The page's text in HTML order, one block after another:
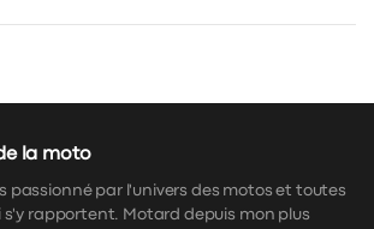
la moto
passionné par l'univers des motos et toutes
s'y rapportent. Motard depuis mon plus